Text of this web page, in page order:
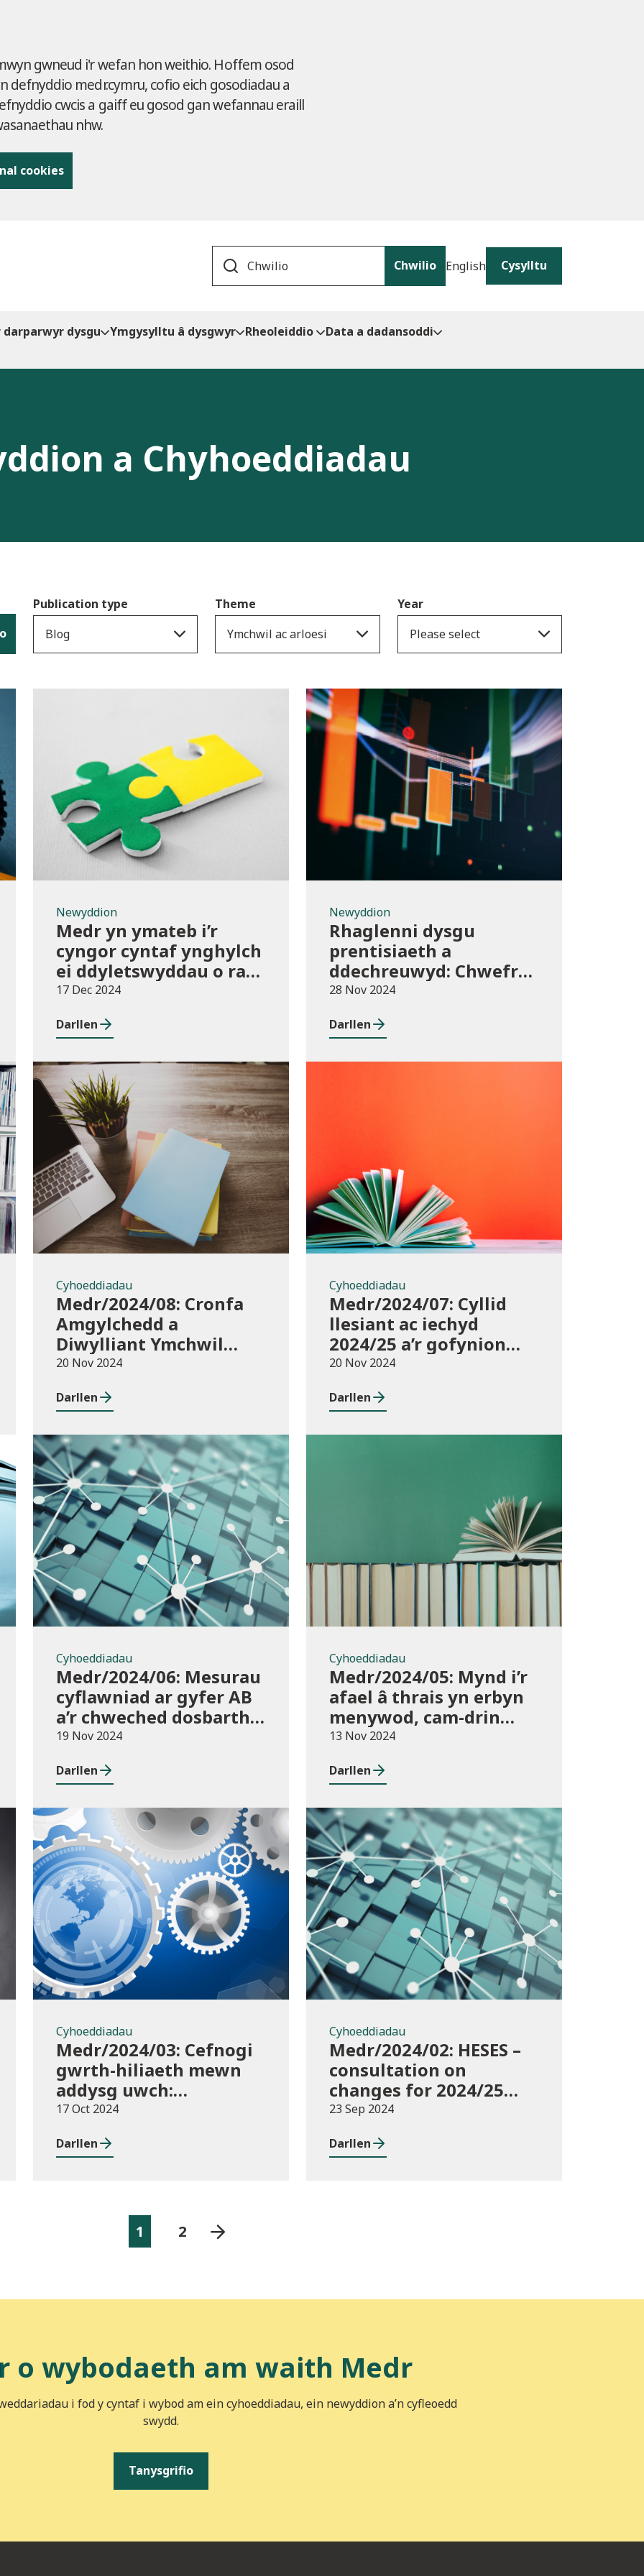
gwneud i'r wefan hon weithio. Hoffem osod
defnyddio medr.cymru, cofio eich gosodiadau a
cwcis a gaiff eu gosod gan wefannau eraill
nhw.
cookies
Chwilio English Cysylltu
dysgu Ymgysylltu â dysgwyr Rheoleiddio
Data a dadansoddi
a Chyhoeddiadau
Publication type
Blog
Theme
Ymchwil ac arloesi
Year
Please select
Newyddion
Newyddion
Medr yn ymateb i’r
cyngor cyntaf ynghylch
ei ddyletswyddau o ran
y Gymraeg
17 Dec 2024
Darllen
Newyddion
Newyddion
Rhaglenni dysgu
prentisiaeth a
ddechreuwyd: Chwefror
i Ebrill 2024 (dros dro)
28 Nov 2024
Darllen
Cyhoeddiadau
Cyhoeddiadau
Medr/2024/08: Cronfa
Amgylchedd a
Diwylliant Ymchwil
Cymru (WREC) 2024/25
20 Nov 2024
Darllen
Cyhoeddiadau
Cyhoeddiadau
Medr/2024/07: Cyllid
llesiant ac iechyd
2024/25 a’r gofynion
monitro
20 Nov 2024
Darllen
Cyhoeddiadau
Cyhoeddiadau
Medr/2024/06: Mesurau
cyflawniad ar gyfer AB
a’r chweched dosbarth:
Ymgynghoriad ar
cyrsiau ar gyfer 2023/24
19 Nov 2024
Darllen
Cyhoeddiadau
Cyhoeddiadau
Medr/2024/05: Mynd i’r
afael â thrais yn erbyn
menywod, cam-drin
domestig a thrais
uwch
13 Nov 2024
Darllen
Cyhoeddiadau
Cyhoeddiadau
Medr/2024/03: Cefnogi
gwrth-hiliaeth mewn
addysg uwch:
canllawiau a
17 Oct 2024
Darllen
Cyhoeddiadau
Cyhoeddiadau
Medr/2024/02: HESES –
consultation on
changes for 2024/25
collection of Degree
data
23 Sep 2024
Darllen
1 2
o wybodaeth am waith Medr
i fod y cyntaf i wybod am ein cyhoeddiadau, ein newyddion a’n cyfleoedd
swydd.
Tanysgrifio